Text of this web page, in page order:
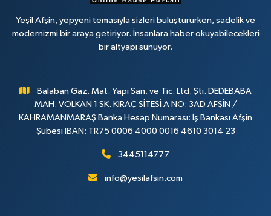
Yeşil Afşin, yepyeni temasıyla sizleri buluştururken, sadelik ve
modernizmi bir araya getiriyor. İnsanlara haber okuyabilecekleri
bir altyapı sunuyor.
Balaban Gaz. Mat. Yapı San. ve Tic. Ltd. Şti. DEDEBABA
MAH. VOLKAN 1 SK. KIRAÇ SİTESİ A NO: 3AD AFŞİN /
KAHRAMANMARAŞ Banka Hesap Numarası: İş Bankası Afşin
Şubesi IBAN: TR75 0006 4000 0016 4610 3014 23
3445114777
info@yesilafsin.com